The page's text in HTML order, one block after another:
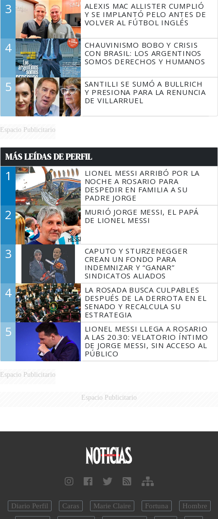
3
ALEXIS MAC ALLISTER CUMPLIÓ
Y SE IMPLANTÓ PELO ANTES DE
VOLVER AL FÚTBOL INGLÉS
4
CHAUVINISMO BOBO Y CRISIS
CON BRASIL: LOS ARGENTINOS
SOMOS DERECHOS Y HUMANOS
5
SANTILLI SE SUMÓ A BULLRICH
Y PRESIONA PARA LA RENUNCIA
DE VILLARRUEL
Espacio Publicitario
MÁS LEÍDAS DE PERFIL
1
LIONEL MESSI ARRIBÓ POR LA
NOCHE A ROSARIO PARA
DESPEDIR EN FAMILIA A SU
PADRE JORGE
2
MURIÓ JORGE MESSI, EL PAPÁ
DE LIONEL MESSI
3
CAPUTO Y STURZENEGGER
CREAN UN FONDO PARA
INDEMNIZAR Y “GANAR”
SINDICATOS ALIADOS
4
LA ROSADA BUSCA CULPABLES
DESPUÉS DE LA DERROTA EN EL
SENADO Y RECALCULA SU
ESTRATEGIA
5
LIONEL MESSI LLEGA A ROSARIO
A LAS 20.30: VELATORIO ÍNTIMO
DE JORGE MESSI, SIN ACCESO AL
PÚBLICO
Espacio Publicitario
Espacio Publicitario
Diario Perfil Caras Marie Claire Fortuna
Hombre